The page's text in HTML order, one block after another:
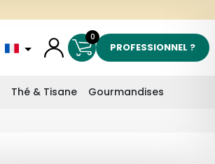
0
PROFESSIONNEL ?
Thé & Tisane Gourmandises